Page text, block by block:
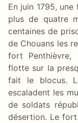
En juin 1795,
plus de quatre
centaines de
de Chouans les
fort Penthièvre,
flotte sur la
fait le blocus.
escaladent les
de soldats
désertion. Le